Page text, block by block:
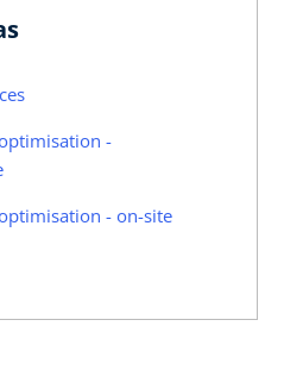
-
- on-site